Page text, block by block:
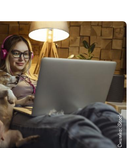
Снимка: iStock